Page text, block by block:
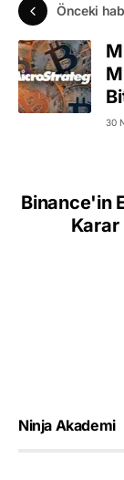
Önceki
30
Binance'in
Karar
Ninja Akademi